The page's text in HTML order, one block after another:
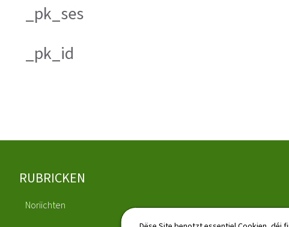
_pk_ses
_pk_id
Fousszeil
RUBRICKEN
Noriichten